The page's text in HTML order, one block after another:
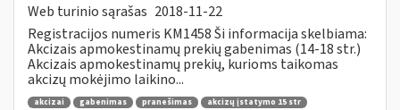
Web turinio sąrašas 2018-11-22
Registracijos numeris KM1458 Ši informacija skelbiama:
Akcizais apmokestinamų prekių gabenimas (14-18 str.)
Akcizais apmokestinamų prekių, kurioms taikomas
akcizų mokėjimo laikino...
akcizai gabenimas pranešimas
akcizų įstatymo 15 str